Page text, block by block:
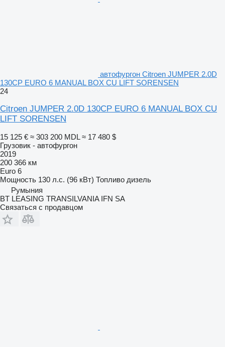
автофургон Citroen JUMPER 2.0D
130CP EURO 6 MANUAL BOX CU LIFT SORENSEN
24
Citroen JUMPER 2.0D 130CP EURO 6 MANUAL BOX CU
LIFT SORENSEN
15 125 € ≈ 303 200 MDL ≈ 17 480 $
Грузовик - автофургон
2019
200 366 км
Euro 6
Мощность 130 л.с. (96 кВт) Топливо дизель
Румыния
BT LEASING TRANSILVANIA IFN SA
Связаться с продавцом